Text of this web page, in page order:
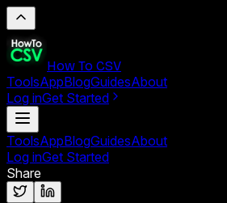
How To CSV
ToolsAppBlogGuidesAbout
Log inGet Started
ToolsAppBlogGuidesAbout
Log inGet Started
Share